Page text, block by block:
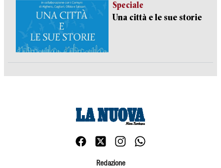
Speciale
Una città e le sue storie
Redazione